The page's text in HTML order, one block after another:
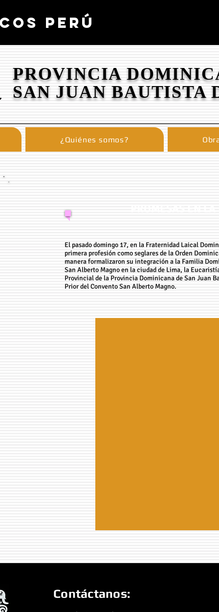
PERÚ
PROVINCIA
SAN JUAN BAUTISTA
¿Quiénes somos?
El pasado domingo 17, en la Fraternidad Laical
primera profesión como seglares de la Orden
manera formalizaron su integración a la Familia
San Alberto Magno en la ciudad de Lima, la
Provincial de la Provincia Dominicana de San Juan
Prior del Convento San Alberto Magno.
Contáctanos: